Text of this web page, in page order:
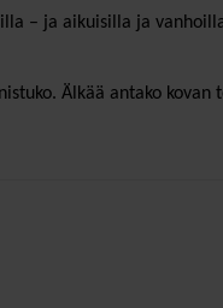
– ja aikuisilla ja
Älkää antako